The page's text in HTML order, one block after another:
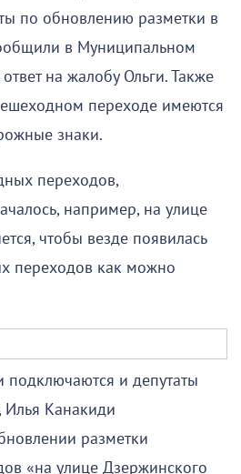
по обновлению разметки в
в Муниципальном
на жалобу Ольги. Также
переходе имеются
знаки.
переходов,
например, на улице
чтобы везде появилась
переходов как можно
подключаются и депутаты
Илья Канакиди
разметки
«на улице Дзержинского